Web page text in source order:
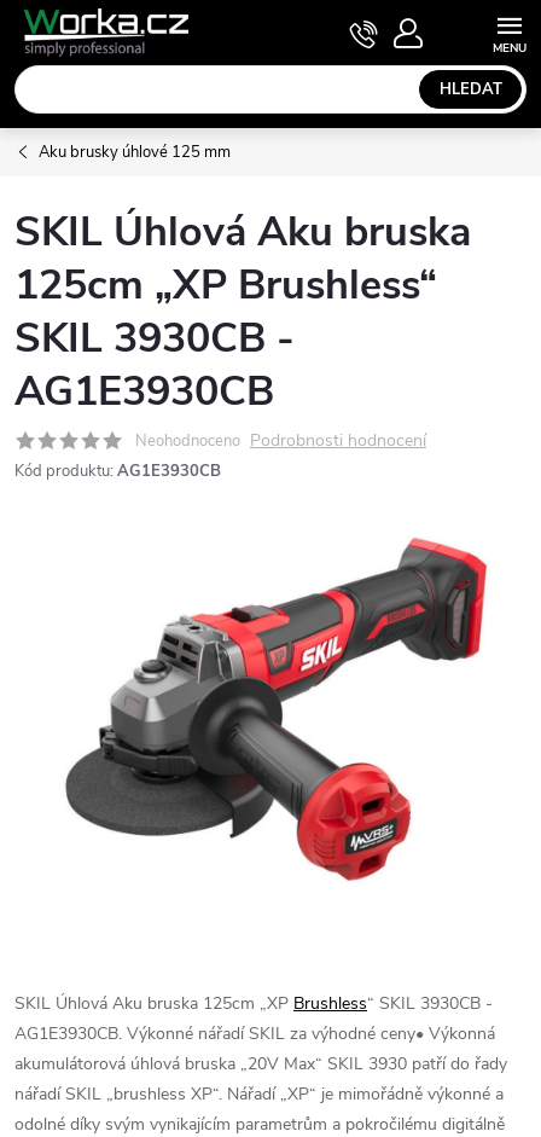
Přejít
obsah
HLEDAT
NÁKUPNÍ
KOŠÍK
Aku brusky úhlové 125 mm
SKIL Úhlová Aku bruska
125cm „XP Brushless“
SKIL 3930CB -
AG1E3930CB
Neohodnoceno Podrobnosti hodnocení
Kód produktu: AG1E3930CB
SKIL Úhlová Aku bruska 125cm „XP Brushless“ SKIL 3930CB -
AG1E3930CB. Výkonné nářadí SKIL za výhodné ceny• Výkonná
akumulátorová úhlová bruska „20V Max“ SKIL 3930 patří do řady
nářadí SKIL „brushless XP“. Nářadí „XP“ je mimořádně výkonné a
odolné díky svým vynikajícím parametrům a pokročilému digitálně